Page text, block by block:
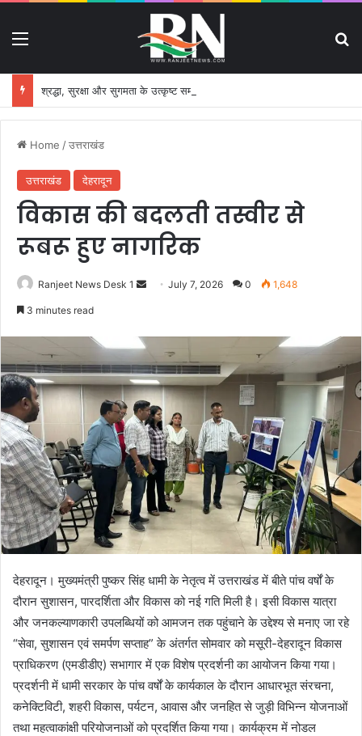
Home /उत्तराखंड
उत्तराखंड देहरादून
विकास की बदलती तस्वीर से
रूबरू हुए नागरिक
Ranjeet News Desk 1
a
n
e
m
a
i
l
July 7, 2026 0 1,648
3 minutes read
देहरादून। मुख्यमंत्री पुष्कर सिंह धामी के नेतृत्व में उत्तराखंड में बीते पांच वर्षों के
दौरान सुशासन, पारदर्शिता और विकास को नई गति मिली है। इसी विकास यात्रा
और जनकल्याणकारी उपलब्धियों को आमजन तक पहुंचाने के उद्देश्य से मनाए जा रहे
“सेवा, सुशासन एवं समर्पण सप्ताह” के अंतर्गत सोमवार को मसूरी-देहरादून विकास
प्राधिकरण (एमडीडीए) सभागार में एक विशेष प्रदर्शनी का आयोजन किया गया।
प्रदर्शनी में धामी सरकार के पांच वर्षों के कार्यकाल के दौरान आधारभूत संरचना,
कनेक्टिविटी, शहरी विकास, पर्यटन, आवास और जनहित से जुड़ी विभिन्न योजनाओं
तथा महत्वाकांक्षी परियोजनाओं को प्रदर्शित किया गया। कार्यक्रम में नोडल